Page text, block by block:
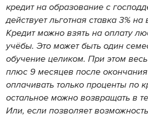
кредит на образование с
действует льготная ставка 3% на
Кредит можно взять на оплату
учёбы. Это может быть один
обучение целиком. При этом
плюс 9 месяцев после
оплачивать только проценты по
остальное можно возвращать в
Или, если позволяет